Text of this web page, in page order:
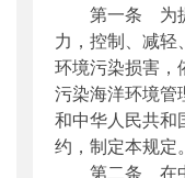
第一条 为提
力，控制、减
环境污染损害，
污染海洋环境管
和中华人民共和
约，制定本规定。
第二条 在中